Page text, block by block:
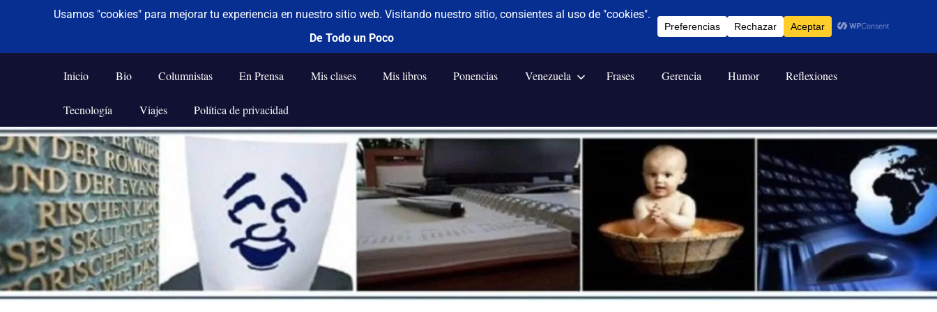
Saltar
al
contenido
De todo un poco
Frases,
Humor,
Tecnología
y
Viajes
Inicio Bio Columnistas En Prensa Mis clases Mis libros Ponencias Venezuela Frases Gerencia Humor Reflexiones
Tecnología Viajes Política de privacidad